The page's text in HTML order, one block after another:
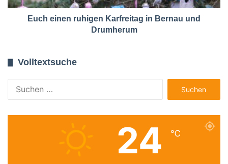
Euch einen ruhigen Karfreitag in Bernau und
Drumherum
Volltextsuche
nach:
24 ℃